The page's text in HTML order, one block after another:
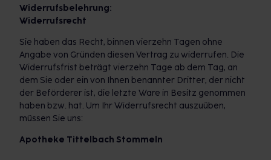
Widerrufsbelehrung:
Widerrufsrecht
Sie haben das Recht, binnen vierzehn Tagen ohne
Angabe von Gründen diesen Vertrag zu widerrufen. Die
Widerrufsfrist beträgt vierzehn Tage ab dem Tag, an
dem Sie oder ein von Ihnen benannter Dritter, der nicht
der Beförderer ist, die letzte Ware in Besitz genommen
haben bzw. hat. Um Ihr Widerrufsrecht auszuüben,
müssen Sie uns:
Apotheke Tittelbach Stommeln